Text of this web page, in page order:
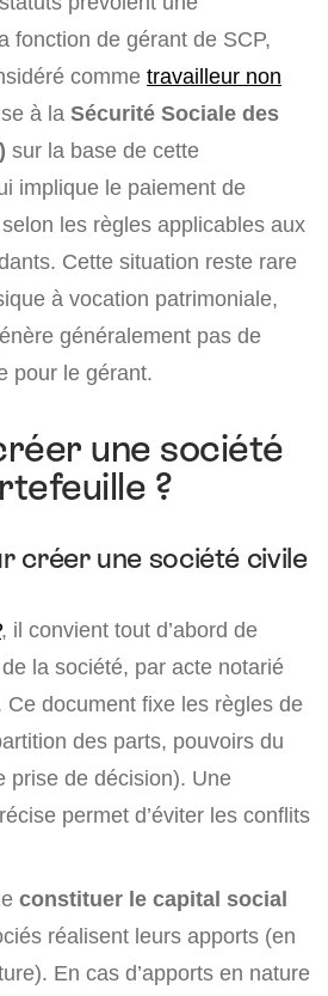
fonction de gérant de SCP,
comme travailleur non
à la Sécurité Sociale des
sur la base de cette
implique le paiement de
les règles applicables aux
Cette situation reste rare
à vocation patrimoniale,
généralement pas de
pour le gérant.
une société
?
créer une société civile
, il convient tout d’abord de
de la société, par acte notarié
document fixe les règles de
des parts, pouvoirs du
prise de décision). Une
permet d’éviter les conflits
constituer le capital social
réalisent leurs apports (en
En cas d’apports en nature